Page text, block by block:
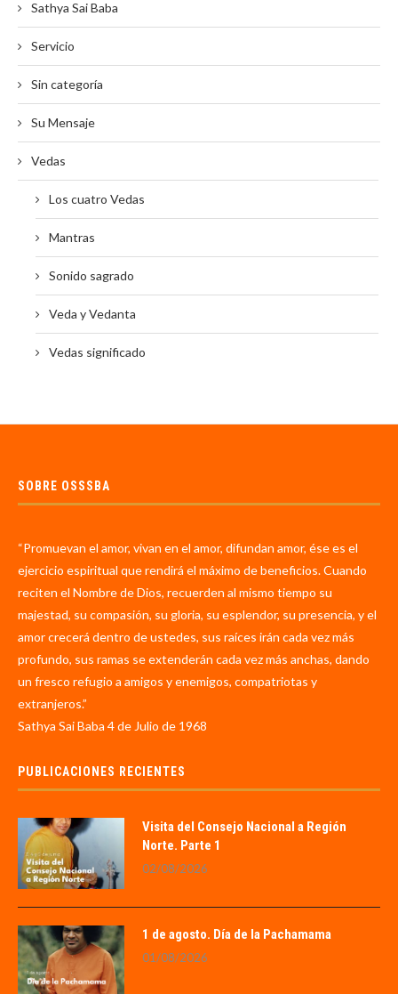
Sathya Sai Baba
Servicio
Sin categoría
Su Mensaje
Vedas
Los cuatro Vedas
Mantras
Sonido sagrado
Veda y Vedanta
Vedas significado
SOBRE OSSSBA
“Promuevan el amor, vivan en el amor, difundan amor, ése es el
ejercicio espiritual que rendirá el máximo de beneficios. Cuando
reciten el Nombre de Dios, recuerden al mismo tiempo su
majestad, su compasión, su gloria, su esplendor, su presencia, y el
amor crecerá dentro de ustedes, sus raíces irán cada vez más
profundo, sus ramas se extenderán cada vez más anchas, dando
un fresco refugio a amigos y enemigos, compatriotas y
extranjeros.”
Sathya Sai Baba 4 de Julio de 1968
PUBLICACIONES RECIENTES
Visita del Consejo Nacional a Región
Norte. Parte 1
02/08/2026
1 de agosto. Día de la Pachamama
01/08/2026